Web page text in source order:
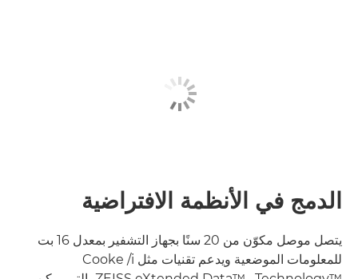
الدمج في الأنظمة الافتراضية
يتصل موصل مكوّن من 20 سنًا بجهاز التشفير بمعدل 16 بت
للمعلومات الموضعية ويدعم تقنيات مثل Cooke /i